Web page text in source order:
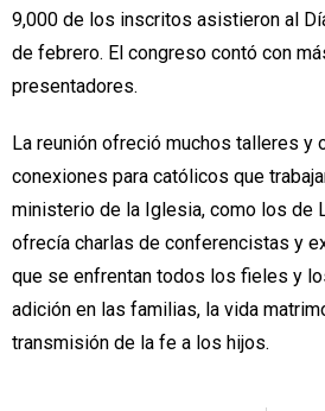
9,000 de los inscritos asistieron al
de febrero. El congreso contó con
presentadores.
La reunión ofreció muchos talleres y
conexiones para católicos que
ministerio de la Iglesia, como los de
ofrecía charlas de conferencistas y
que se enfrentan todos los fieles y
adición en las familias, la vida
transmisión de la fe a los hijos.